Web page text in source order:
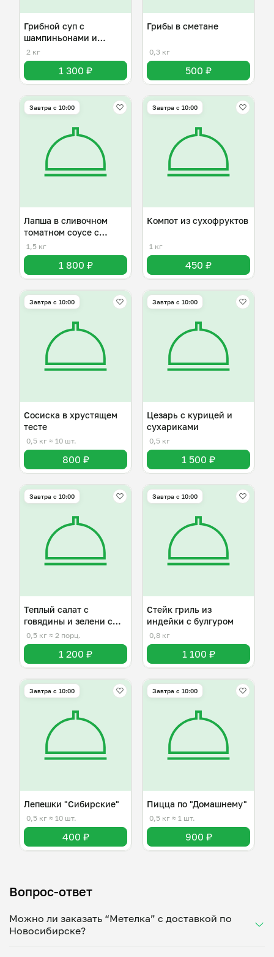
Грибной суп с
шампиньонами и
плавленным сыром
2 кг
1 300 ₽
Грибы в сметане
0,3 кг
500 ₽
Завтра c 10:00
Лапша в сливочном
томатном соусе с
курицей
1,5 кг
1 800 ₽
Завтра c 10:00
Компот из сухофруктов
1 кг
450 ₽
Завтра c 10:00
Сосиска в хрустящем
тесте
0,5 кг ≈ 10 шт.
800 ₽
Завтра c 10:00
Цезарь с курицей и
сухариками
0,5 кг
1 500 ₽
Завтра c 10:00
Теплый салат с
говядины и зелени с
киноа
0,5 кг ≈ 2 порц.
1 200 ₽
Завтра c 10:00
Стейк гриль из
индейки с булгуром
0,8 кг
1 100 ₽
Завтра c 10:00
Лепешки "Сибирские"
0,5 кг ≈ 10 шт.
400 ₽
Завтра c 10:00
Пицца по "Домашнему"
0,5 кг ≈ 1 шт.
900 ₽
Вопрос-ответ
Можно ли заказать “Метелка” с доставкой по
Новосибирске?